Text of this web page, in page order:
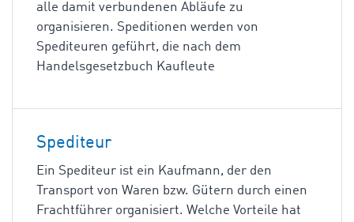
alle damit verbundenen Abläufe zu
organisieren. Speditionen werden von
Spediteuren geführt, die nach dem
Handelsgesetzbuch Kaufleute
Spediteur
Ein Spediteur ist ein Kaufmann, der den
Transport von Waren bzw. Gütern durch einen
Frachtführer organisiert. Welche Vorteile hat